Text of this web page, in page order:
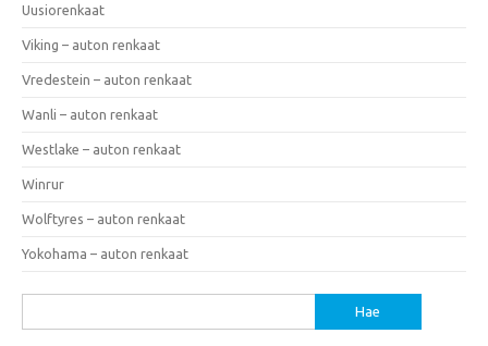
Uusiorenkaat
Viking – auton renkaat
Vredestein – auton renkaat
Wanli – auton renkaat
Westlake – auton renkaat
Winrur
Wolftyres – auton renkaat
Yokohama – auton renkaat